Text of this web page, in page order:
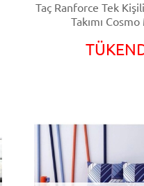
Taç Ranforce Tek
Takımı